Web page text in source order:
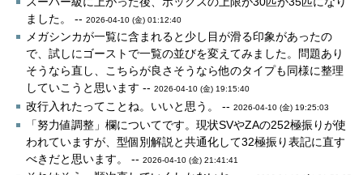
ました。 --2026-04-10 (金) 01:12:40
メガシンカが一覧に含まれると少し目が滑る印象があったの
で、試しにゴーストで一覧の並びを変えてみました。問題あり
そうなら直し、こちらが良さそうなら他のタイプも同様に整理
していこうと思います --2026-04-10 (金) 19:15:40
改行入れたってことね。いいと思う。 --2026-04-10 (金) 19:25:03
「努力値調整」欄についてです。現状SVやZAの252極振りが使
われていますが、型個別解説と共通化して32極振り表記に直す
べきだと思います。 --2026-04-10 (金) 21:41:41